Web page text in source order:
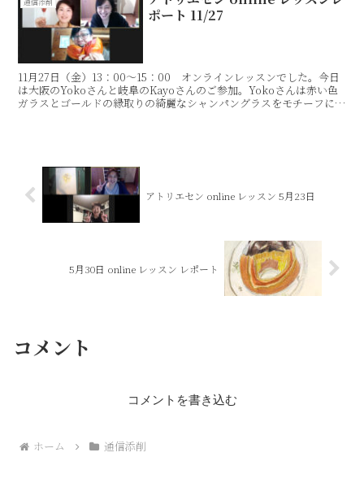
ポート 11/27
11月27日（金）13：00〜15：00 オンラインレッスンでした。今日
は大阪のYokoさんと岐阜のKayoさんのご参加。Yokoさんは赤い色
ガラスとゴールドの縁取りの綺麗なシャンパングラスをモチーフに選
アトリエセン online レッスン 5月23日
5月30日 online レッスン レポート
コメント
コメントを書き込む
ホーム 通信添削